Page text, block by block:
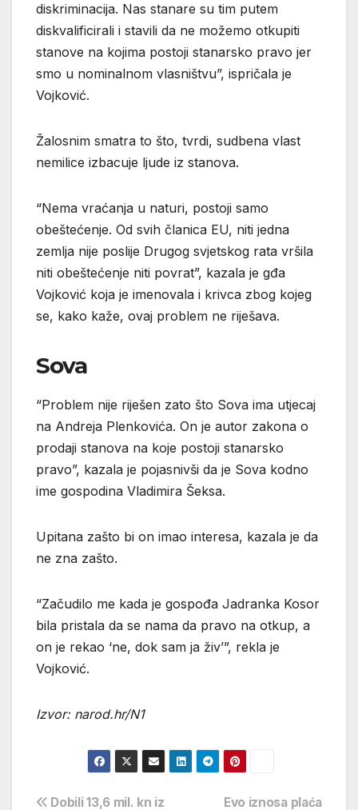
diskriminacija. Nas stanare su tim putem
diskvalificirali i stavili da ne možemo otkupiti
stanove na kojima postoji stanarsko pravo jer
smo u nominalnom vlasništvu”, ispričala je
Vojković.
Žalosnim smatra to što, tvrdi, sudbena vlast
nemilice izbacuje ljude iz stanova.
“Nema vraćanja u naturi, postoji samo
obeštećenje. Od svih članica EU, niti jedna
zemlja nije poslije Drugog svjetskog rata vršila
niti obeštećenje niti povrat”, kazala je gđa
Vojković koja je imenovala i krivca zbog kojeg
se, kako kaže, ovaj problem ne riješava.
Sova
“Problem nije riješen zato što Sova ima utjecaj
na Andreja Plenkovića. On je autor zakona o
prodaji stanova na koje postoji stanarsko
pravo”, kazala je pojasnivši da je Sova kodno
ime gospodina Vladimira Šeksa.
Upitana zašto bi on imao interesa, kazala je da
ne zna zašto.
“Začudilo me kada je gospođa Jadranka Kosor
bila pristala da se nama da pravo na otkup, a
on je rekao ‘ne, dok sam ja živ’”, rekla je
Vojković.
Izvor: narod.hr/N1
Evo iznosa plaća
Dobili 13,6 mil. kn iz